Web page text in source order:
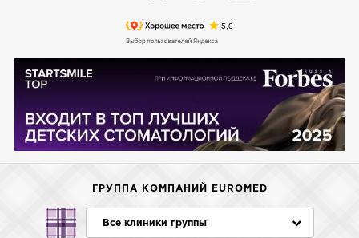
ГРУППА КОМПАНИЙ EUROMED
Все клиники группы